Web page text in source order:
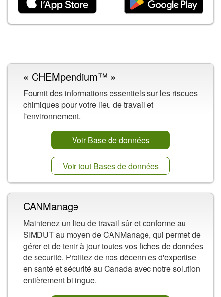
« CHEMpendium™ »
Fournit des informations essentiels sur les risques
chimiques pour votre lieu de travail et
l'environnement.
Voir Base de données
Voir tout Bases de données
CANManage
Maintenez un lieu de travail sûr et conforme au
SIMDUT au moyen de CANManage, qui permet de
gérer et de tenir à jour toutes vos fiches de données
de sécurité. Profitez de nos décennies d'expertise
en santé et sécurité au Canada avec notre solution
entièrement bilingue.